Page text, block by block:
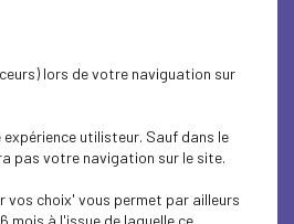
lors de votre naviguation sur
utilisteur. Sauf dans le
pas votre navigation sur le site.
vos choix' vous permet par ailleurs
mois à l'issue de laquelle ce